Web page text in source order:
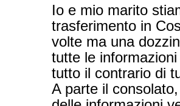
Io e mio marito
trasferimento in
volte ma una
tutte le
tutto il contrario di
A parte il